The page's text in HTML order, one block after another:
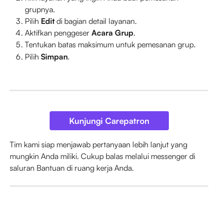
grupnya.
Pilih Edit di bagian detail layanan.
Aktifkan penggeser Acara Grup.
Tentukan batas maksimum untuk pemesanan grup.
Pilih Simpan.
Kunjungi Carepatron
Tim kami siap menjawab pertanyaan lebih lanjut yang
mungkin Anda miliki. Cukup balas melalui messenger di
saluran Bantuan di ruang kerja Anda.